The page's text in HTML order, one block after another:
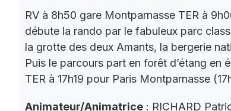
RV à 8h50 gare Montparnasse TER à
débute la rando par le fabuleux parc
la grotte des deux Amants, la bergerie
Puis le parcours part en forêt d’étang en
TER à 17h19 pour Paris Montparnasse
Animateur/Animatrice : RICHARD